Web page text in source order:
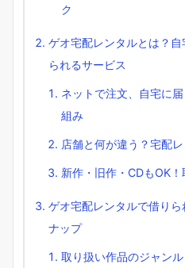
ク
ゲオ宅配レンタルとは？
られるサービス
ネットで注文、自宅に
組み
店舗と何が違う？宅配
新作・旧作・CDもOK
ゲオ宅配レンタルで借り
ナップ
取り扱い作品のジャン